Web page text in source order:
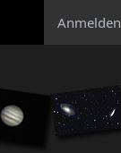
Anmelden